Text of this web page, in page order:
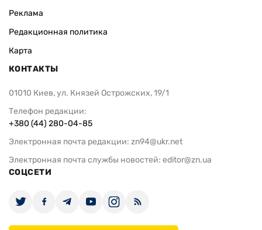
Реклама
Редакционная политика
Карта
КОНТАКТЫ
01010 Киев, ул. Князей Острожских, 19/1
Телефон редакции:
+380 (44) 280-04-85
Электронная почта редакции: zn94@ukr.net
Электронная почта службы новостей: editor@zn.ua
СОЦСЕТИ